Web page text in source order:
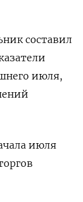
составил
июля,
июля